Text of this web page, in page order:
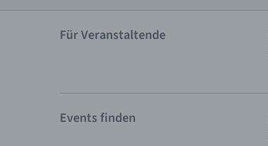
Für Veranstaltende
Events finden